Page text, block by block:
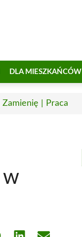
DLA MIESZKAŃCÓW
Zamienię | Praca